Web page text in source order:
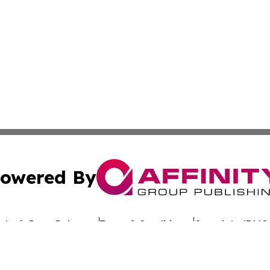
By
Press Release Terms & Conditions Copyright/